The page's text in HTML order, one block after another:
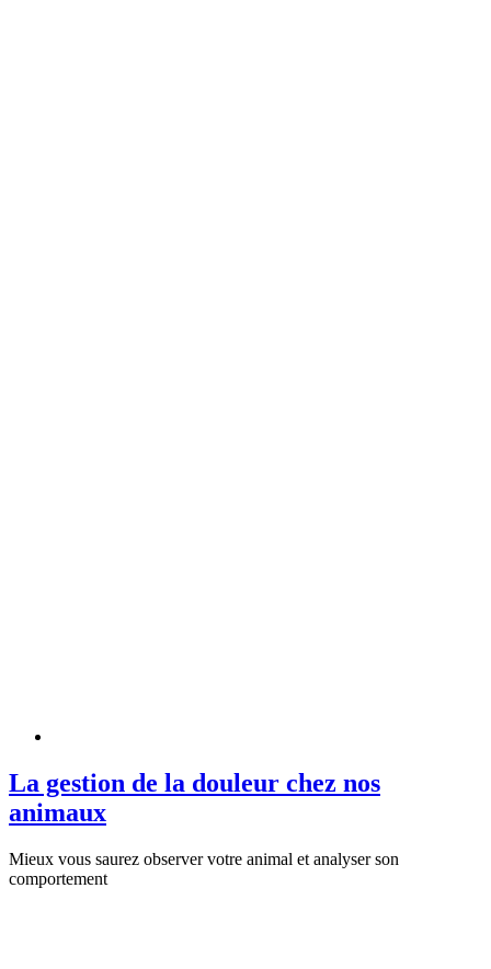
La gestion de la douleur chez nos
animaux
Mieux vous saurez observer votre animal et analyser son
comportement